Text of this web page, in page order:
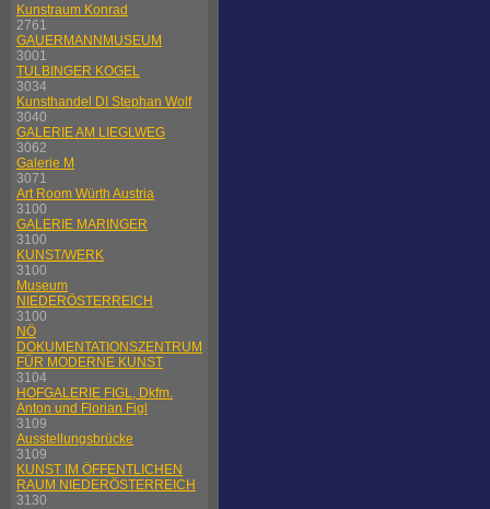
Kunstraum Konrad
2761
GAUERMANNMUSEUM
3001
TULBINGER KOGEL
3034
Kunsthandel DI Stephan Wolf
3040
GALERIE AM LIEGLWEG
3062
Galerie M
3071
Art Room Würth Austria
3100
GALERIE MARINGER
3100
KUNST/WERK
3100
Museum
NIEDERÖSTERREICH
3100
NÖ
DOKUMENTATIONSZENTRUM
FÜR MODERNE KUNST
3104
HOFGALERIE FIGL, Dkfm.
Anton und Florian Figl
3109
Ausstellungsbrücke
3109
KUNST IM ÖFFENTLICHEN
RAUM NIEDERÖSTERREICH
3130